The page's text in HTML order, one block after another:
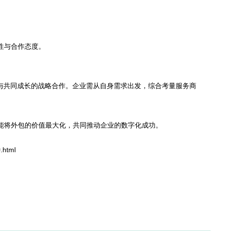
合作态度。
同成长的战略合作。企业需从自身需求出发，综合考量服务商
外包的价值最大化，共同推动企业的数字化成功。